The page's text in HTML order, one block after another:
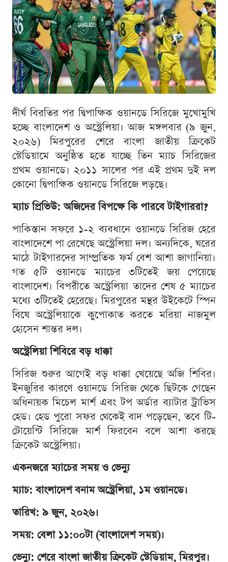
দীর্ঘ বিরতির পর দ্বিপাক্ষিক ওয়ানডে সিরিজে মুখোমুখি
হচ্ছে বাংলাদেশ ও অস্ট্রেলিয়া। আজ মঙ্গলবার (৯ জুন,
২০২৬) মিরপুরের শেরে বাংলা জাতীয় ক্রিকেট
স্টেডিয়ামে অনুষ্ঠিত হতে যাচ্ছে তিন ম্যাচ সিরিজের
প্রথম ওয়ানডে। ২০১১ সালের পর এই প্রথম দুই দল
কোনো দ্বিপাক্ষিক ওয়ানডে সিরিজে লড়ছে।
ম্যাচ প্রিভিউ: অজিদের বিপক্ষে কি পারবে টাইগাররা?
পাকিস্তান সফরে ১-২ ব্যবধানে ওয়ানডে সিরিজ হেরে
বাংলাদেশে পা রেখেছে অস্ট্রেলিয়া দল। অন্যদিকে, ঘরের
মাঠে টাইগারদের সাম্প্রতিক ফর্ম বেশ আশা জাগানিয়া।
গত ৫টি ওয়ানডে ম্যাচের ৩টিতেই জয় পেয়েছে
বাংলাদেশ। বিপরীতে অস্ট্রেলিয়া তাদের শেষ ৫ ম্যাচের
মধ্যে ৩টিতেই হেরেছে। মিরপুরের মন্থর উইকেটে স্পিন
বিষে অস্ট্রেলিয়াকে কুপোকাত করতে মরিয়া নাজমুল
হোসেন শান্তর দল।
অস্ট্রেলিয়া শিবিরে বড় ধাক্কা
সিরিজ শুরুর আগেই বড় ধাক্কা খেয়েছে অজি শিবির।
ইনজুরির কারণে ওয়ানডে সিরিজ থেকে ছিটকে গেছেন
অধিনায়ক মিচেল মার্শ এবং টপ অর্ডার ব্যাটার ট্রাভিস
হেড। হেড পুরো সফর থেকেই বাদ পড়েছেন, তবে টি-
টোয়েন্টি সিরিজে মার্শ ফিরবেন বলে আশা করছে
ক্রিকেট অস্ট্রেলিয়া।
একনজরে ম্যাচের সময় ও ভেন্যু
ম্যাচ: বাংলাদেশ বনাম অস্ট্রেলিয়া, ১ম ওয়ানডে।
তারিখ: ৯ জুন, ২০২৬।
সময়: বেলা ১১:০০টা (বাংলাদেশ সময়)।
ভেন্যু: শেরে বাংলা জাতীয় ক্রিকেট স্টেডিয়াম, মিরপুর।